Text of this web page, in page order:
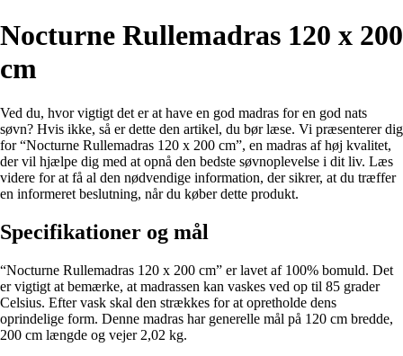
Nocturne Rullemadras 120 x 200
cm
Ved du, hvor vigtigt det er at have en god madras for en god nats
søvn? Hvis ikke, så er dette den artikel, du bør læse. Vi præsenterer dig
for “Nocturne Rullemadras 120 x 200 cm”, en madras af høj kvalitet,
der vil hjælpe dig med at opnå den bedste søvnoplevelse i dit liv. Læs
videre for at få al den nødvendige information, der sikrer, at du træffer
en informeret beslutning, når du køber dette produkt.
Specifikationer og mål
“Nocturne Rullemadras 120 x 200 cm” er lavet af 100% bomuld. Det
er vigtigt at bemærke, at madrassen kan vaskes ved op til 85 grader
Celsius. Efter vask skal den strækkes for at opretholde dens
oprindelige form. Denne madras har generelle mål på 120 cm bredde,
200 cm længde og vejer 2,02 kg.